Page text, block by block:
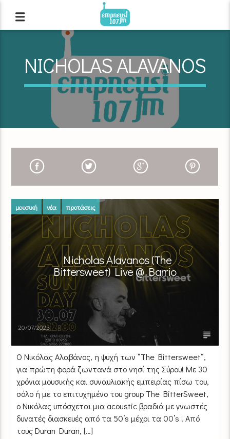
NICHOLAS ALAVANOS
μουσική νέα προτάσεις
Nicholas Alavanos (The
Bittersweet) Live @ Barrio
20/07/2023
Ο Νικόλας Αλαβάνος, η ψυχή των “The Bittersweet“,
για πρώτη φορά ζωντανά στο νησί της Σύρου! Με 30
χρόνια μουσικής και συναυλιακής εμπειρίας πίσω του,
σόλο ή με το επιτυχημένο του group The BitterSweet,
ο Νικόλας υπόσχεται μια acoustic βραδιά με γνωστές
δυνατές διασκευές από τα 50’s μέχρι τα 00’s ! Από
τους Duran Duran, […]